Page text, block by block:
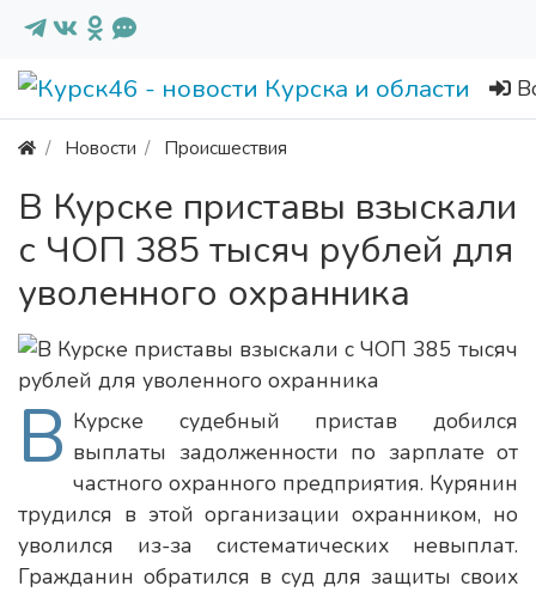
Новости Происшествия
В Курске приставы взыскали
с ЧОП 385 тысяч рублей для
уволенного охранника
В Курске судебный пристав добился
выплаты задолженности по зарплате от
частного охранного предприятия. Курянин
трудился в этой организации охранником, но
уволился из-за систематических невыплат.
Гражданин обратился в суд для защиты своих